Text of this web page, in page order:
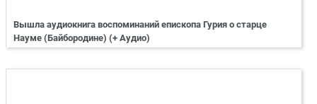
Вышла аудиокнига воспоминаний епископа Гурия о старце
Науме (Байбородине) (+ Аудио)